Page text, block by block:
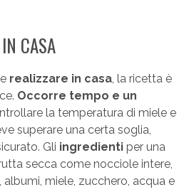
CASA
realizzare in casa , la ricetta è
Occorre tempo e un
la temperatura di miele e
superare una certa soglia,
Gli ingredienti per una
secca come nocciole intere,
miele, zucchero, acqua e